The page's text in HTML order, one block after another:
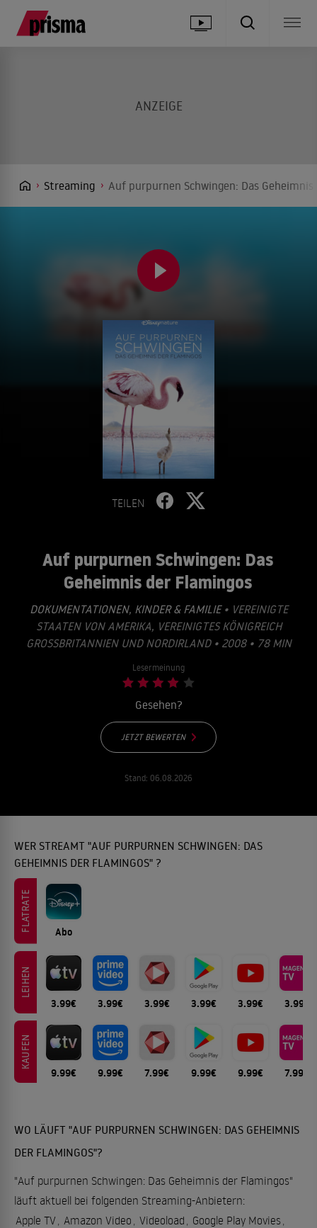
Streaming Auf purpurnen Schwingen: Das
TEILEN
Auf purpurnen Schwingen: Das
Geheimnis der Flamingos
DOKUMENTATIONEN, KINDER & FAMILIE• VEREINIGTE
STAATEN VON AMERIKA, VEREINIGTES KÖNIGREICH
GROSSBRITANNIEN UND NORDIRLAND • 2008 • 78 MIN
Lesermeinung
Gesehen?
JETZT BEWERTEN
Stand: 06.08.2026
WER STREAMT "AUF PURPURNEN SCHWINGEN: DAS
GEHEIMNIS DER FLAMINGOS" ?
FLATRATE Abo
LEIHEN
3.99€ 3.99€ 3.99€ 3.99€ 3.99€ 3.99€
KAUFEN
9.99€ 9.99€ 7.99€ 9.99€ 9.99€ 7.99€
WO LÄUFT "AUF PURPURNEN SCHWINGEN: DAS GEHEIMNIS
DER FLAMINGOS"?
"Auf purpurnen Schwingen: Das Geheimnis der Flamingos"
läuft aktuell bei folgenden Streaming-Anbietern:
Apple TV Amazon Video Videoload Google Play Movies